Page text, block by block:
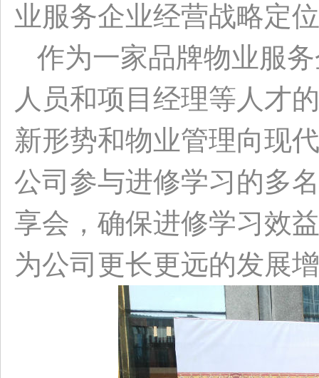
业服务企业经营战略定
作为一家品牌物业服
人员和项目经理等人才
新形势和物业管理向现
公司参与进修学习的多
享会，确保进修学习效
为公司更长更远的发展